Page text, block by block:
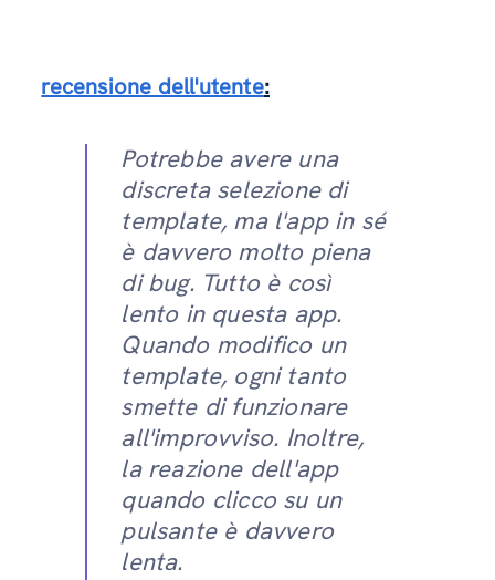
recensione dell'utente:
Potrebbe avere una
discreta selezione di
template, ma l'app in sé
è davvero molto piena
di bug. Tutto è così
lento in questa app.
Quando modifico un
template, ogni tanto
smette di funzionare
all'improvviso. Inoltre,
la reazione dell'app
quando clicco su un
pulsante è davvero
lenta.